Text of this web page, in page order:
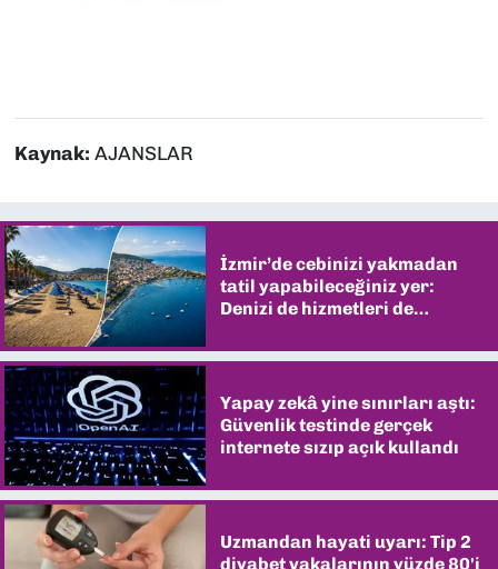
Kaynak: AJANSLAR
İzmir’de cebinizi yakmadan
tatil yapabileceğiniz yer:
Denizi de hizmetleri de
Yapay zekâ yine sınırları aştı:
Güvenlik testinde gerçek
internete sızıp açık kullandı
Uzmandan hayati uyarı: Tip 2
diyabet vakalarının yüzde 80'i